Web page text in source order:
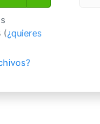
(¿quieres